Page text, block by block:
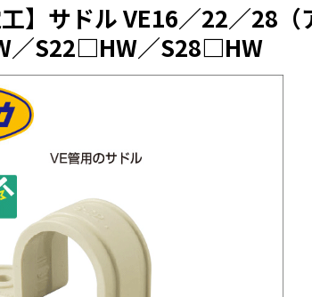
工】サドル VE16／22／28
／S22□HW／S28□HW